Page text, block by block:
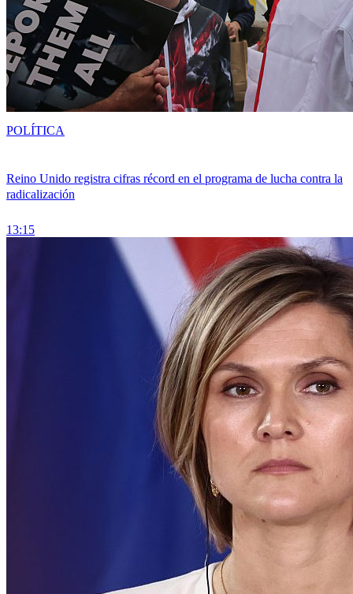
Reino Unido registra cifras récord en el programa de lucha contra la
radicalización
13:15
POLÍTICA